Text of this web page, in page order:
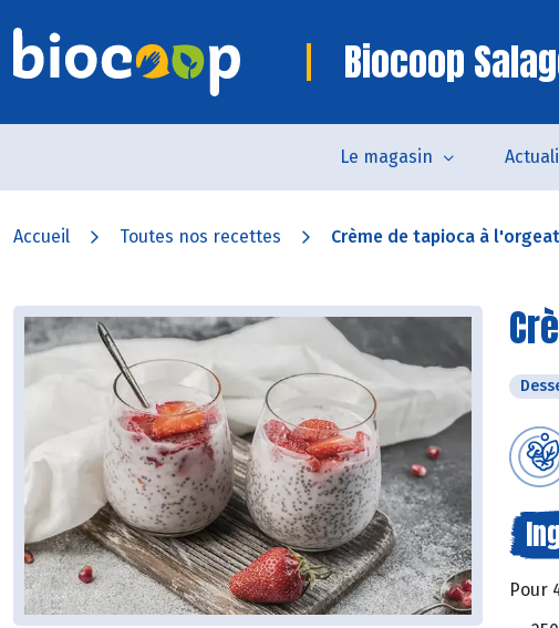
Biocoop
Le magasin
Accueil Toutes nos recettes Crème de tapioca à
Pour